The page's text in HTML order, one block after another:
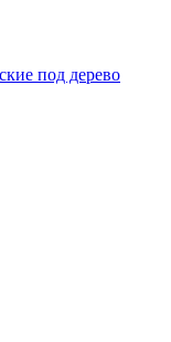
под дерево